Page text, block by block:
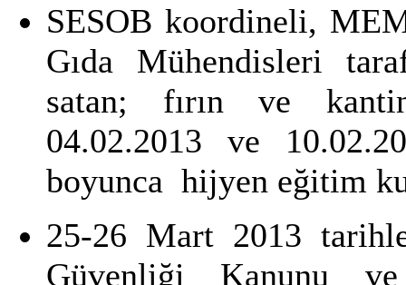
SESOB koordineli,
Gıda Mühendisleri
satan; fırın ve
04.02.2013 ve
boyunca hijyen eğitim
25-26 Mart 2013
Güvenliği Kanunu